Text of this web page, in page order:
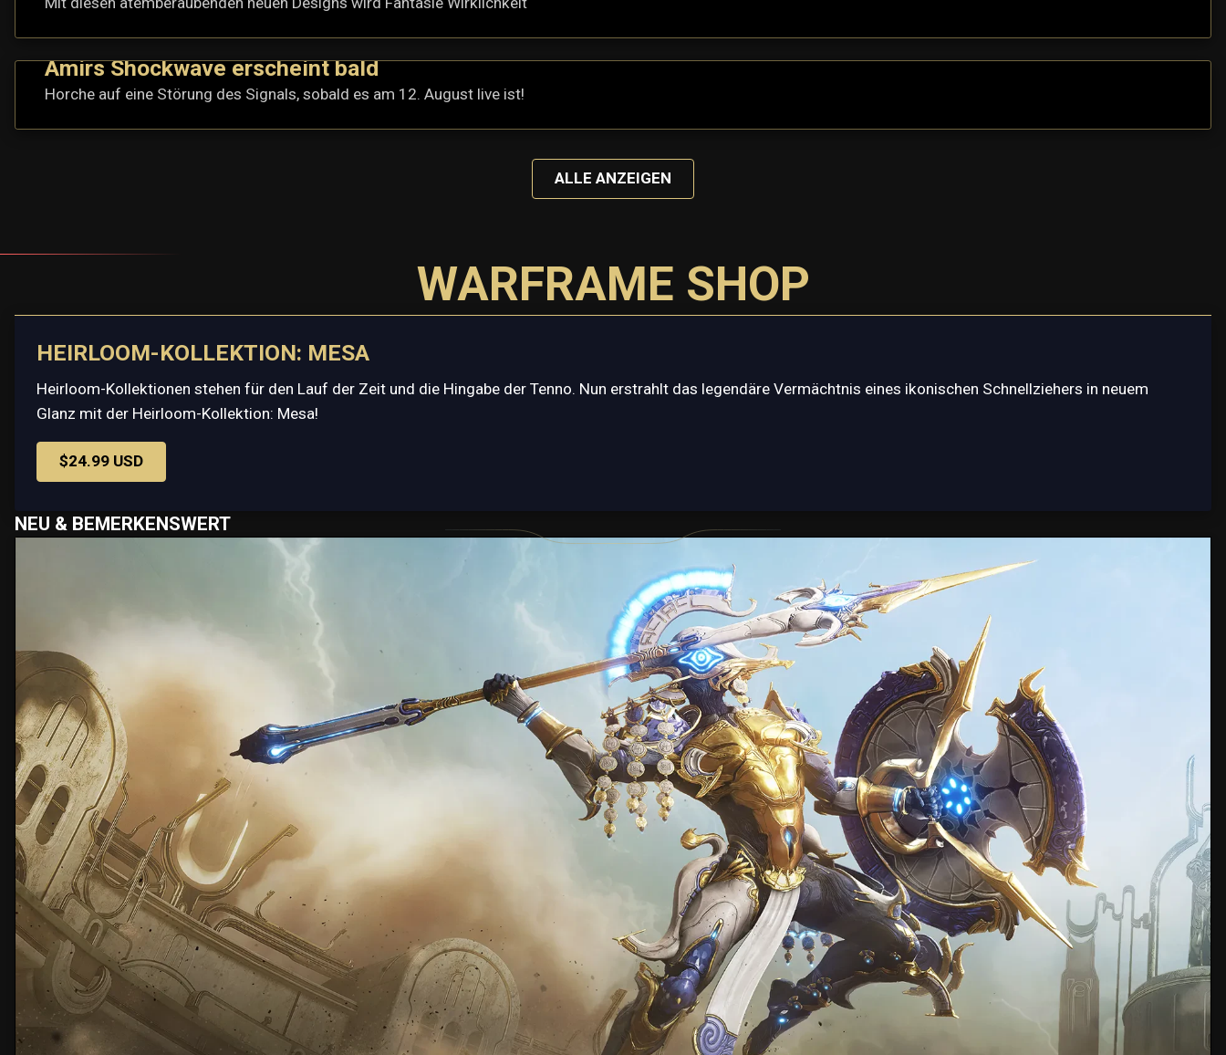
Amirs Shockwave erscheint bald
Horche auf eine Störung des Signals, sobald es am 12. August live ist!
ALLE ANZEIGEN
WARFRAME SHOP
HEIRLOOM-KOLLEKTION: MESA
Heirloom-Kollektionen stehen für den Lauf der Zeit und die Hingabe der Tenno. Nun erstrahlt das legendäre Vermächtnis eines ikonischen Schnellziehers in neuem
Glanz mit der Heirloom-Kollektion: Mesa!
$24.99 USD
NEU & BEMERKENSWERT